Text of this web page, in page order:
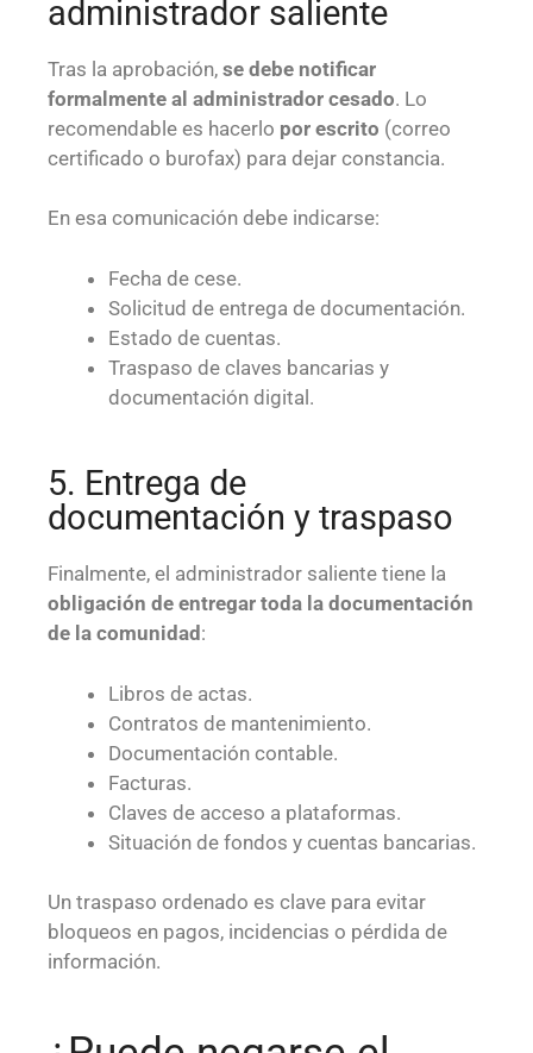
administrador saliente
Tras la aprobación, se debe notificar
formalmente al administrador cesado. Lo
recomendable es hacerlo por escrito (correo
certificado o burofax) para dejar constancia.
En esa comunicación debe indicarse:
Fecha de cese.
Solicitud de entrega de documentación.
Estado de cuentas.
Traspaso de claves bancarias y
documentación digital.
5. Entrega de
documentación y traspaso
Finalmente, el administrador saliente tiene la
obligación de entregar toda la documentación
de la comunidad :
Libros de actas.
Contratos de mantenimiento.
Documentación contable.
Facturas.
Claves de acceso a plataformas.
Situación de fondos y cuentas bancarias.
Un traspaso ordenado es clave para evitar
bloqueos en pagos, incidencias o pérdida de
información.